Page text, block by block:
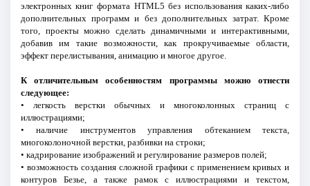
электронных книг формата HTML5 без использования каких-либо
дополнительных программ и без дополнительных затрат. Кроме
того, проекты можно сделать динамичными и интерактивными,
добавив им такие возможности, как прокручиваемые области,
эффект перелистывания, анимацию и многое другое.
К отличительным особенностям программы можно отнести
следующее:
• легкость верстки обычных и многоколонных страниц с
иллюстрациями;
• наличие инструментов управления обтеканием текста,
многоколоночной верстки, разбивки на строки;
• кадрирование изображений и регулирование размеров полей;
• возможность создания сложной графики с применением кривых и
контуров Безье, а также рамок с иллюстрациями и текстом,